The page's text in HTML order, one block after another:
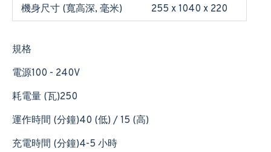
機身尺寸 (寬高深, 毫米)
255 x 1040 x 220
規格
電源100 - 240V
耗電量 (瓦)250
運作時間 (分鐘)40 (低) / 15 (高)
充電時間 (分鐘)4-5 小時